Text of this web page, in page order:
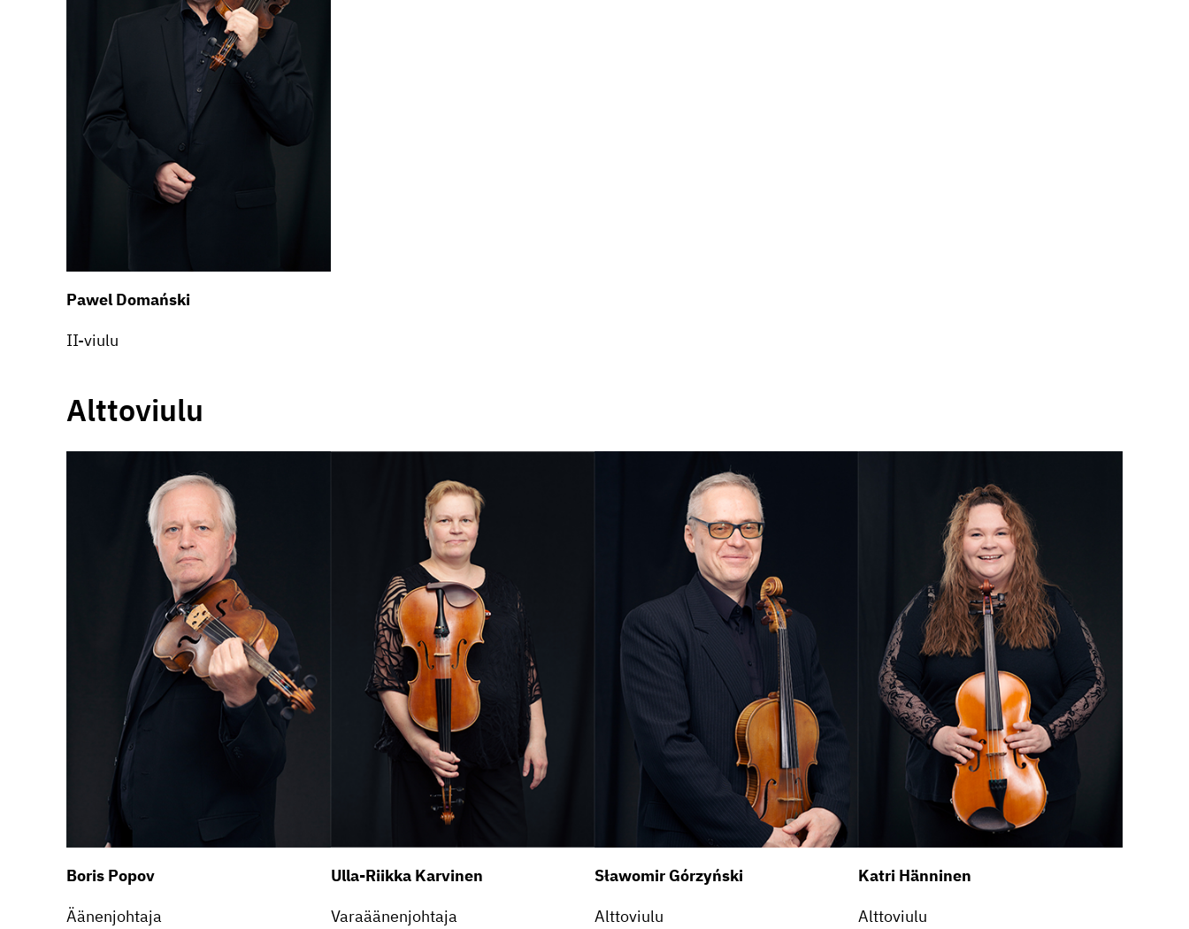
PawelDomański
II-viulu
Altto­viulu
Boris Popov
Äänen­joh­taja
Ulla-Riikka Karvinen
Varaää­nen­joh­taja
Sławomir Górzyński
Altto­viulu
Katri Hänninen
Altto­viulu